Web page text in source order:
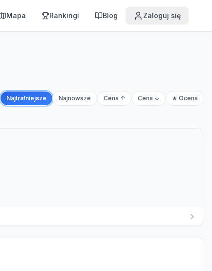
Mapa Rankingi Blog Zaloguj się
Najtrafniejsze Najnowsze Cena ↑ Cena ↓ ★ Ocena